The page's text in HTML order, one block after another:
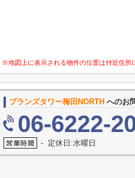
※地図上に表示される物件の位置は付近住所
ブランズタワー梅田NORTH へのお
06-6222-
- 定休日:水曜日